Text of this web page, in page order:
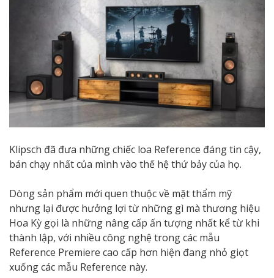
Klipsch đã đưa những chiếc loa Reference đáng tin cậy,
bán chạy nhất của mình vào thế hệ thứ bảy của họ.
Dòng sản phẩm mới quen thuộc về mặt thẩm mỹ
nhưng lại được hưởng lợi từ những gì mà thương hiệu
Hoa Kỳ gọi là những nâng cấp ấn tượng nhất kể từ khi
thành lập, với nhiều công nghệ trong các mẫu
Reference Premiere cao cấp hơn hiện đang nhỏ giọt
xuống các mẫu Reference này.